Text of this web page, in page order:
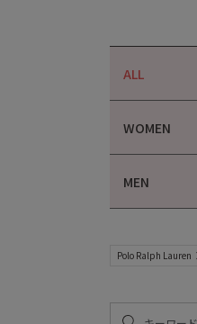
ALL
WOMEN
MEN
Polo Ralph Lauren